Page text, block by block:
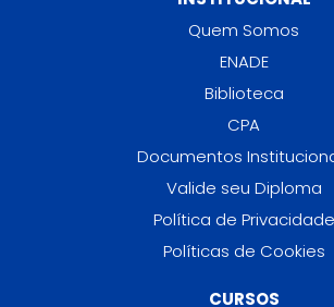
Quem Somos
ENADE
Biblioteca
CPA
Documentos
Valide seu Diploma
Política de Privacidade
Políticas de Cookies
CURSOS